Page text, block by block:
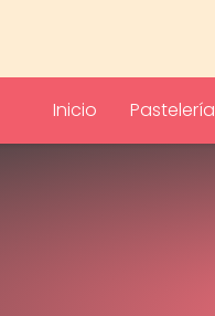
Inicio Pastelería